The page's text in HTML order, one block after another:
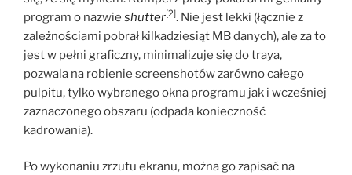
program o nazwie shutter[2]. Nie jest lekki (łącznie z
zależnościami pobrał kilkadziesiąt MB danych), ale za to
jest w pełni graficzny, minimalizuje się do traya,
pozwala na robienie screenshotów zarówno całego
pulpitu, tylko wybranego okna programu jak i wcześniej
zaznaczonego obszaru (odpada konieczność
kadrowania).
Po wykonaniu zrzutu ekranu, można go zapisać na